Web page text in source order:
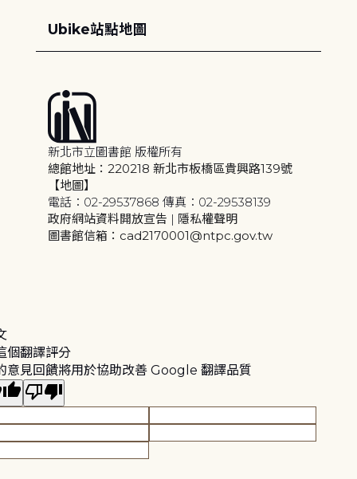
Ubike站點地圖
新北市立圖書館 版權所有
總館地址：220218 新北市板橋區貴興路139號
【地圖】
電話：02-29537868 傳真：02-29538139
政府網站資料開放宣告 | 隱私權聲明
圖書館信箱：cad2170001@ntpc.gov.tw
個翻譯評分
意見回饋將用於協助改善 Google 翻譯品質